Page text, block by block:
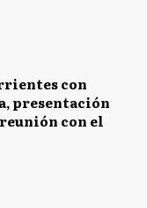
con
presentación
con el